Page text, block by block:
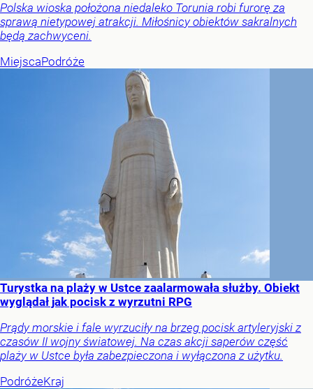
Polska wioska położona niedaleko Torunia robi furorę za
sprawą nietypowej atrakcji. Miłośnicy obiektów sakralnych
będą zachwyceni.
MiejscaPodróże
Turystka na plaży w Ustce zaalarmowała służby. Obiekt
wyglądał jak pocisk z wyrzutni RPG
Prądy morskie i fale wyrzuciły na brzeg pocisk artyleryjski z
czasów II wojny światowej. Na czas akcji saperów część
plaży w Ustce była zabezpieczona i wyłączona z użytku.
PodróżeKraj